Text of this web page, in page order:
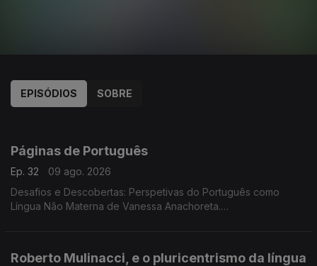
EPISÓDIOS SOBRE
Páginas de Português
Ep. 32
09 ago. 2026
Desafios e Descobertas: Perspetivas do Português como
Língua Não Materna de Vanessa Anachoreta.
Roberto Mulinacci, e o pluricentrismo da língua